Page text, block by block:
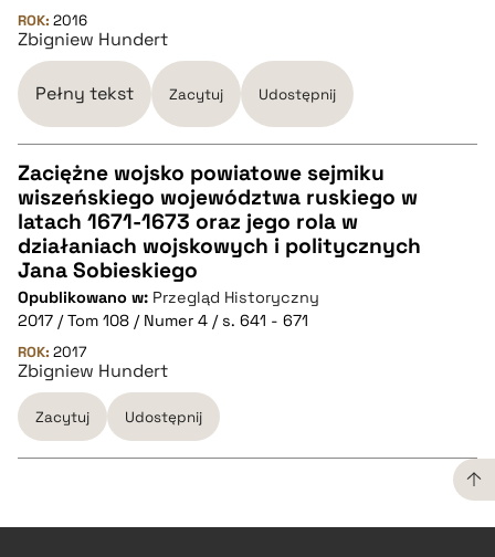
pobierz cytat
ROK: 2016
Zbigniew Hundert
Pełny tekst Zacytuj Udostępnij
CZYSTY TEKST
pobierz cytat
BIBTEX
pobierz cytat
Zaciężne wojsko powiatowe sejmiku
wiszeńskiego województwa ruskiego w
latach 1671-1673 oraz jego rola w
działaniach wojskowych i politycznych
Jana Sobieskiego
Opublikowano w: Przegląd Historyczny
2017 / Tom 108 / Numer 4 / s. 641 - 671
ROK: 2017
Zbigniew Hundert
Zacytuj Udostępnij
CZYSTY TEKST